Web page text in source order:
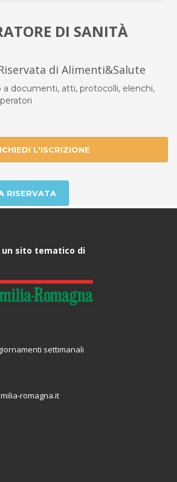
DI SANITÀ
di Alimenti&Salute
a documenti, atti, protocolli, elenchi,
L'ISCRIZIONE
RISERVATA
sito tematico di
settimanali
romagna.it